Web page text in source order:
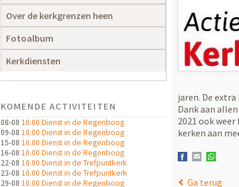
jaren. De
Dank aan
2021 ook
kerken aan
Facebook
E-mail
Ga terug
Over de kerkgrenzen heen
Fotoalbum
Kerkdiensten
KOMENDE ACTIVITEITEN
08-08 10.00 Dienst in de Regenboog
09-08 10.00 Dienst in de Regenboog
15-08 10.00 Dienst in de Regenboog
16-08 10.00 Dienst in de Regenboog
22-08 10.00 Dienst in de Trefpuntkerk
23-08 10.00 Dienst in de Trefpuntkerk
29-08 10.00 Dienst in de Regenboog